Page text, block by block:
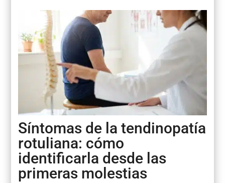
Síntomas de la tendinopatía
rotuliana: cómo
identificarla desde las
primeras molestias